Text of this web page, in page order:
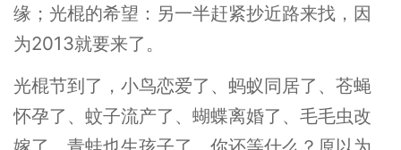
缘；光棍的希望：另一半赶紧抄近路来找，因
为2013就要来了。
光棍节到了，小鸟恋爱了、蚂蚁同居了、苍蝇
怀孕了、蚊子流产了、蝴蝶离婚了、毛毛虫改